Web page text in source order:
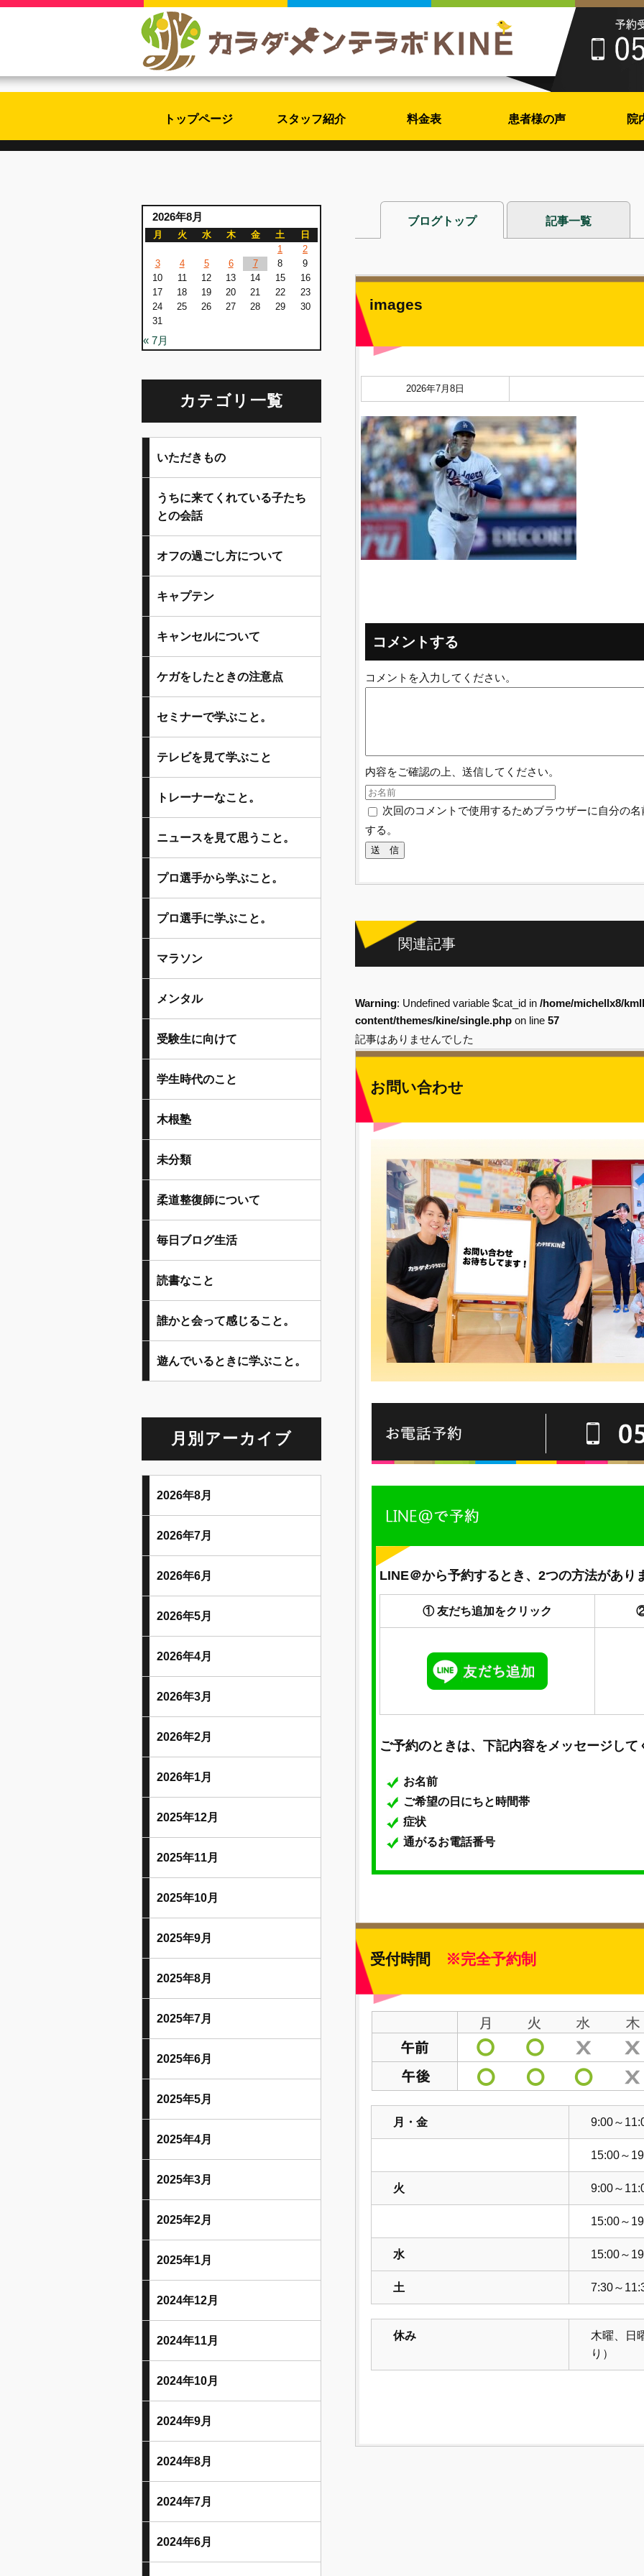
トップページ スタッフ紹介 料金表 患者様の声 院
ブログトップ 記事一覧
images
2026年7月8日
コメントする
コメントを入力してください。
内容をご確認の上、送信してください。
次回のコメントで使用するためブラウザーに自分の
する。
関連記事
Warning: Undefined variable $cat_id in /home/michellx8/
content/themes/kine/single.php on line 57
記事はありませんでした
お問い合わせ
LINE＠から予約するとき、2つの方法があり
① 友だち追加をクリック
ご予約のときは、下記内容をメッセージして
お名前
ご希望の日にちと時間帯
症状
通がるお電話番号
受付時間 ※完全予約制
月・金 9:00～
15:00～
火 9:00～
15:00～
水 15:00～
土 7:30～
休み
木曜、日
り）
2026年8月
月 火 水 木 金 土
日
1
2
3
4 5 6 7 8
9
10
11 12 13 14 15
16
17
18 19 20 21 22
23
24
25 26 27 28 29
30
31
« 7月
カテゴリ一覧
いただきもの
うちに来てくれている子たち
との会話
オフの過ごし方について
キャプテン
キャンセルについて
ケガをしたときの注意点
セミナーで学ぶこと。
テレビを見て学ぶこと
トレーナーなこと。
ニュースを見て思うこと。
プロ選手から学ぶこと。
プロ選手に学ぶこと。
マラソン
メンタル
受験生に向けて
学生時代のこと
木根塾
未分類
柔道整復師について
毎日ブログ生活
読書なこと
誰かと会って感じること。
遊んでいるときに学ぶこと。
月別アーカイブ
2026年8月
2026年7月
2026年6月
2026年5月
2026年4月
2026年3月
2026年2月
2026年1月
2025年12月
2025年11月
2025年10月
2025年9月
2025年8月
2025年7月
2025年6月
2025年5月
2025年4月
2025年3月
2025年2月
2025年1月
2024年12月
2024年11月
2024年10月
2024年9月
2024年8月
2024年7月
2024年6月